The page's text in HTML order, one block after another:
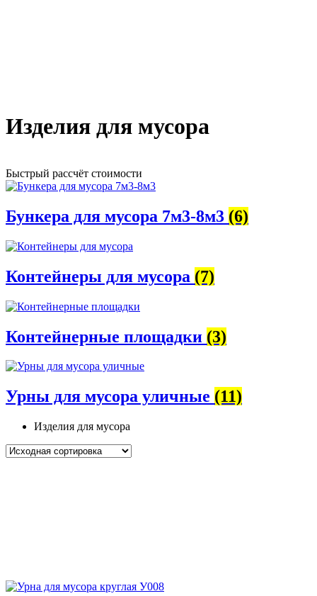
Изделия для мусора
Быстрый рассчёт стоимости
Бункера для мусора 7м3-8м3 (6)
Контейнеры для мусора (7)
Контейнерные площадки (3)
Урны для мусора уличные (11)
Изделия для мусора